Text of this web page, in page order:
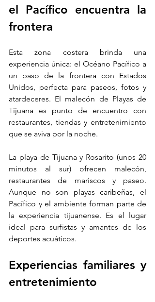
el Pacífico encuentra la
frontera
Esta zona costera brinda una
experiencia única: el Océano Pacífico a
un paso de la frontera con Estados
Unidos, perfecta para paseos, fotos y
atardeceres. El malecón de Playas de
Tijuana es punto de encuentro con
restaurantes, tiendas y entretenimiento
que se aviva por la noche.
La playa de Tijuana y Rosarito (unos 20
minutos al sur) ofrecen malecón,
restaurantes de mariscos y paseo.
Aunque no son playas caribeñas, el
Pacífico y el ambiente forman parte de
la experiencia tijuanense. Es el lugar
ideal para surfistas y amantes de los
deportes acuáticos.
Experiencias familiares y
entretenimiento